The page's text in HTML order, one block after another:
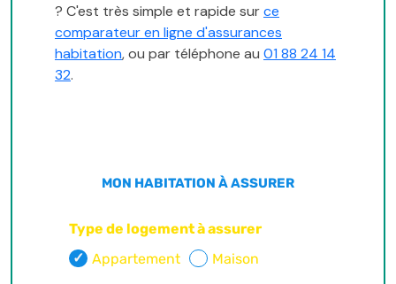
? C'est très simple et rapide surce
comparateur en ligne d'assurances
habitation, ou par téléphone au 01 88 24 14
32.